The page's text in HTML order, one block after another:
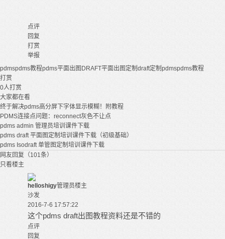
点评
回复
打赏
举报
pdmspdms教程pdms平面出图 DRAFT平面出图定制 draft定制 pdmspdms教程
打赏
0人打赏
大家都在看
终于解决pdms高分屏下字体显示模糊！附教程
PDMS连接点问题：reconnect灰色不让点
pdms admin 管理员培训课件下载
pdms draft 平面图定制培训课件下载（初级基础）
pdms Isodraft 单管图定制培训课件下载
网友回复（101条）
只看楼主
helloshigy管理员楼主
沙发
2016-7-6 17:57:22
这个pdms draft出图教程资料还是不错的
点评
回复